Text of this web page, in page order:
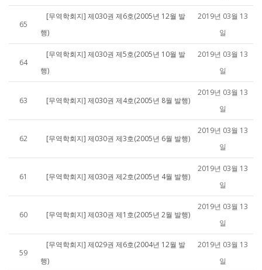
65
[무역학회지] 제030권 제6호(2005년 12월 발
행)
2019년 03월 13
일
64
[무역학회지] 제030권 제5호(2005년 10월 발
행)
2019년 03월 13
일
63 [무역학회지] 제030권 제4호(2005년 8월 발행)
2019년 03월 13
일
62 [무역학회지] 제030권 제3호(2005년 6월 발행)
2019년 03월 13
일
61 [무역학회지] 제030권 제2호(2005년 4월 발행)
2019년 03월 13
일
60 [무역학회지] 제030권 제1호(2005년 2월 발행)
2019년 03월 13
일
59
[무역학회지] 제029권 제6호(2004년 12월 발
행)
2019년 03월 13
일